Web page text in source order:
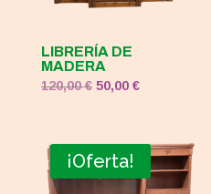
LIBRERÍA DE
MADERA
120,00€ El
era:
120,00 €.
50,00 €El
es:
50,00 €.
¡Oferta!